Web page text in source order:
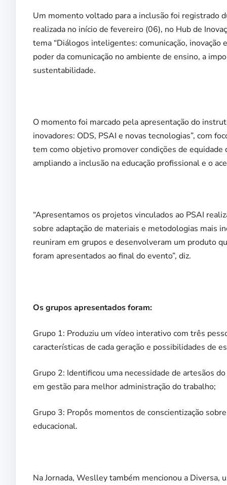
Um momento voltado para a inclusão foi registrado
realizada no início de fevereiro (06), no Hub de
tema “Diálogos inteligentes: comunicação,
poder da comunicação no ambiente de ensino, a
sustentabilidade.
O momento foi marcado pela apresentação do
inovadores: ODS, PSAI e novas tecnologias”, com
tem como objetivo promover condições de
ampliando a inclusão na educação profissional e o
“Apresentamos os projetos vinculados ao PSAI
sobre adaptação de materiais e metodologias mais
reuniram em grupos e desenvolveram um produto
foram apresentados ao final do evento”, diz.
Os grupos apresentados foram:
Grupo 1: Produziu um vídeo interativo com três
características de cada geração e possibilidades de
Grupo 2: Identificou uma necessidade de artesãos
em gestão para melhor administração do trabalho;
Grupo 3: Propôs momentos de conscientização
educacional.
Na Jornada, Weslley também mencionou a